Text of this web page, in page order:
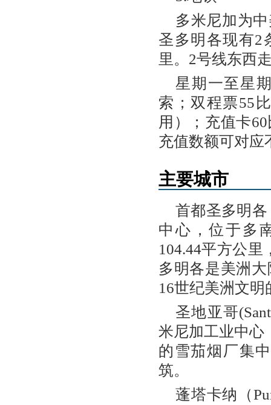
多米尼加为
圣多明各现有2
里。2号线东西
星期一至星
索；双程票55
用）；充值卡
充值数额可对应
主要城市
首都圣多明各
中心，位于多
104.44平方公
多明各是美洲
16世纪美洲文明
圣地亚哥
米尼加工业中心
的雪茄烟厂集
筑。
蓬塔卡纳（